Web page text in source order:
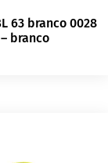
63 branco 0028
– branco